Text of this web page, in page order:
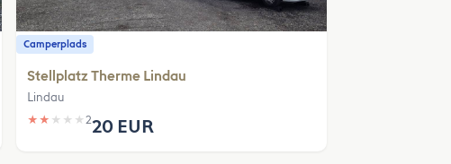
Camperplads
Stellplatz Therme Lindau
Lindau
★ ★ ★ ★ ★ 220 EUR